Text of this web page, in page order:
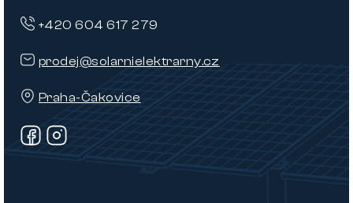
prodej@solarnielektrarny.cz
Praha-Čakovice
+420 604 617 279